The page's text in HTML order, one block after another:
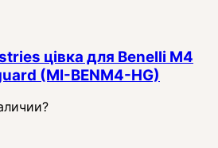
цівка для Benelli M4
(MI-BENM4-HG)